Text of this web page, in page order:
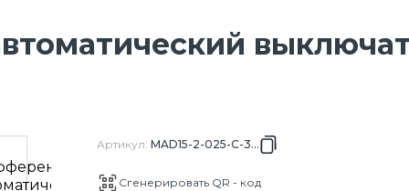
Артикул: MAD15-2-025-C-300
Сгенерировать QR - код